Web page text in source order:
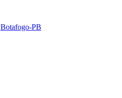
Botafogo-PB